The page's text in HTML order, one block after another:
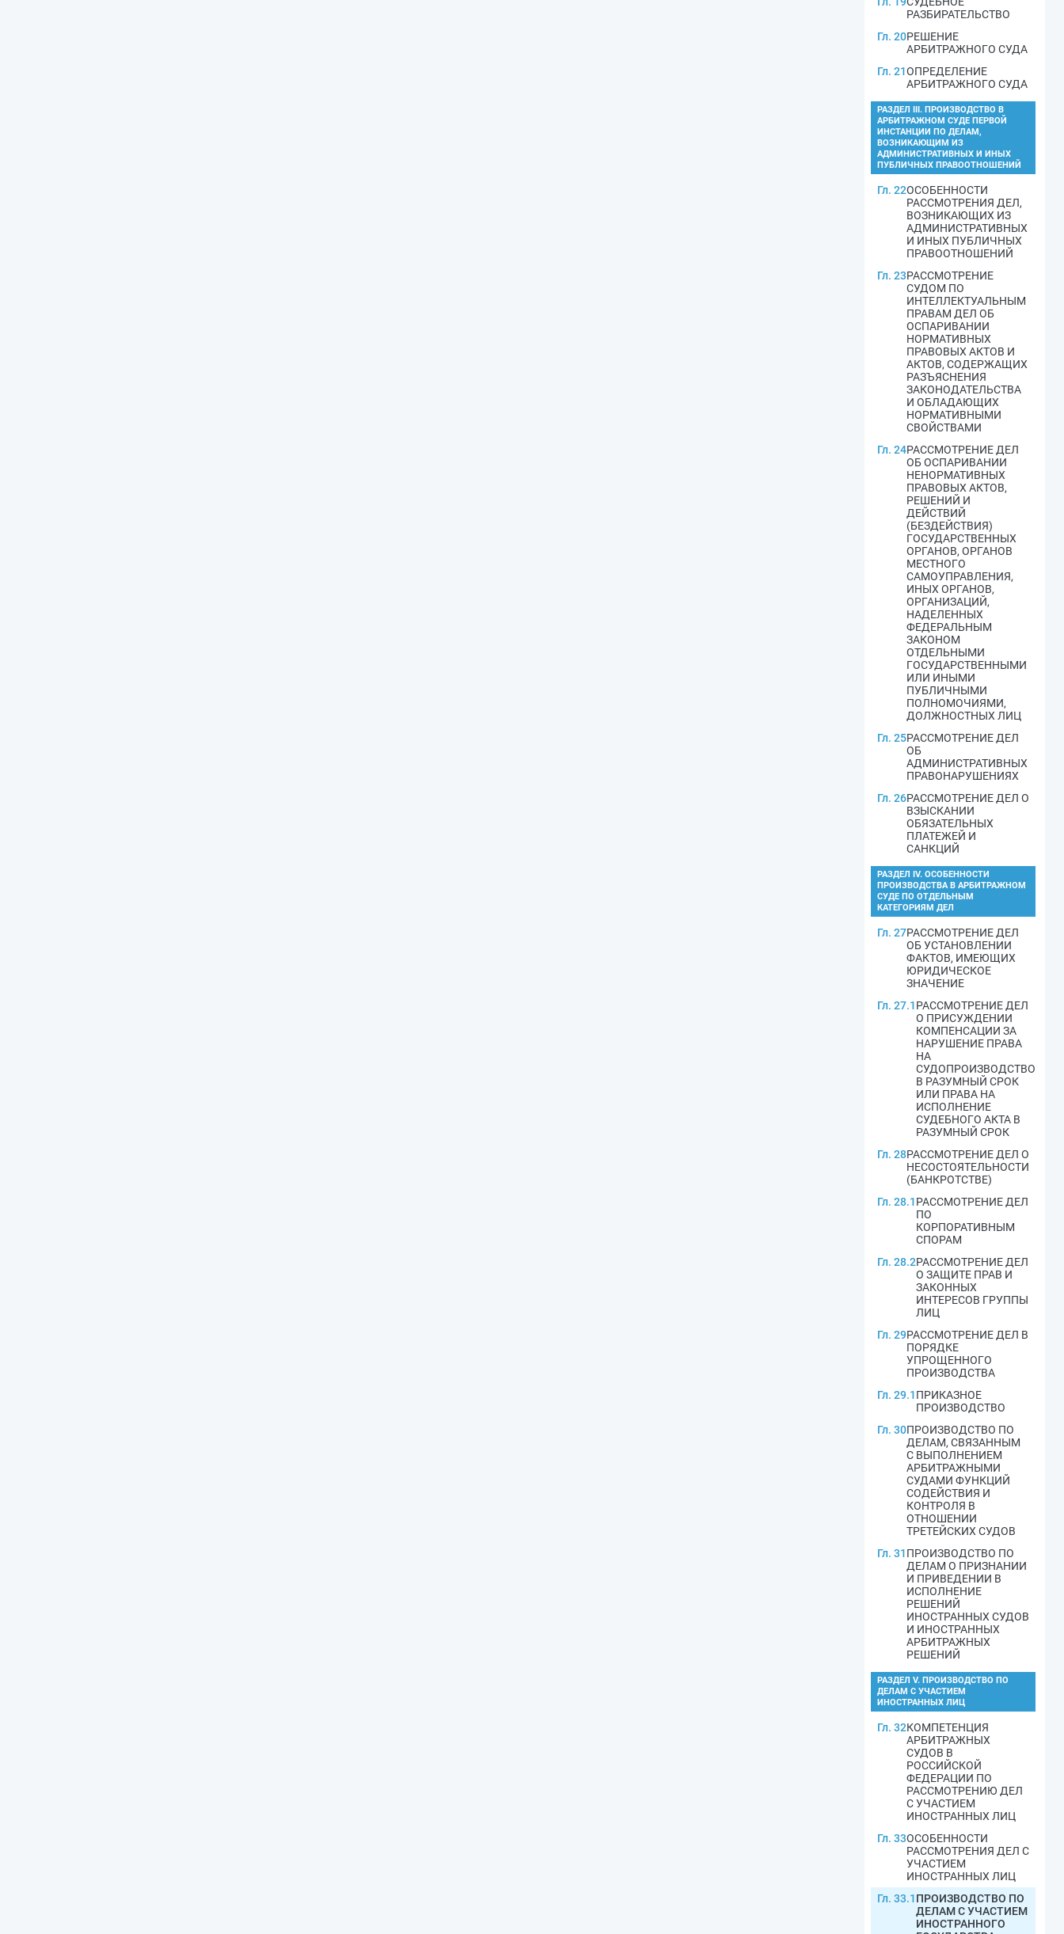
РАЗБИРАТЕЛЬСТВО
Гл. 20РЕШЕНИЕ
АРБИТРАЖНОГО СУДА
Гл. 21ОПРЕДЕЛЕНИЕ
АРБИТРАЖНОГО СУДА
РАЗДЕЛ III. ПРОИЗВОДСТВО В
АРБИТРАЖНОМ СУДЕ ПЕРВОЙ
ИНСТАНЦИИ ПО ДЕЛАМ,
ВОЗНИКАЮЩИМ ИЗ
АДМИНИСТРАТИВНЫХ И ИНЫХ
ПУБЛИЧНЫХ ПРАВООТНОШЕНИЙ
Гл. 22ОСОБЕННОСТИ
РАССМОТРЕНИЯ ДЕЛ,
ВОЗНИКАЮЩИХ ИЗ
АДМИНИСТРАТИВНЫХ
И ИНЫХ ПУБЛИЧНЫХ
ПРАВООТНОШЕНИЙ
Гл. 23РАССМОТРЕНИЕ
СУДОМ ПО
ИНТЕЛЛЕКТУАЛЬНЫМ
ПРАВАМ ДЕЛ ОБ
ОСПАРИВАНИИ
НОРМАТИВНЫХ
ПРАВОВЫХ АКТОВ И
АКТОВ, СОДЕРЖАЩИХ
РАЗЪЯСНЕНИЯ
ЗАКОНОДАТЕЛЬСТВА
И ОБЛАДАЮЩИХ
НОРМАТИВНЫМИ
СВОЙСТВАМИ
Гл. 24РАССМОТРЕНИЕ ДЕЛ
ОБ ОСПАРИВАНИИ
НЕНОРМАТИВНЫХ
ПРАВОВЫХ АКТОВ,
РЕШЕНИЙ И
ДЕЙСТВИЙ
(БЕЗДЕЙСТВИЯ)
ГОСУДАРСТВЕННЫХ
ОРГАНОВ, ОРГАНОВ
МЕСТНОГО
САМОУПРАВЛЕНИЯ,
ИНЫХ ОРГАНОВ,
ОРГАНИЗАЦИЙ,
НАДЕЛЕННЫХ
ФЕДЕРАЛЬНЫМ
ЗАКОНОМ
ОТДЕЛЬНЫМИ
ГОСУДАРСТВЕННЫМИ
ИЛИ ИНЫМИ
ПУБЛИЧНЫМИ
ПОЛНОМОЧИЯМИ,
ДОЛЖНОСТНЫХ ЛИЦ
Гл. 25РАССМОТРЕНИЕ ДЕЛ
ОБ
АДМИНИСТРАТИВНЫХ
ПРАВОНАРУШЕНИЯХ
Гл. 26РАССМОТРЕНИЕ ДЕЛ О
ВЗЫСКАНИИ
ОБЯЗАТЕЛЬНЫХ
ПЛАТЕЖЕЙ И
САНКЦИЙ
РАЗДЕЛ IV. ОСОБЕННОСТИ
ПРОИЗВОДСТВА В АРБИТРАЖНОМ
СУДЕ ПО ОТДЕЛЬНЫМ
КАТЕГОРИЯМ ДЕЛ
Гл. 27РАССМОТРЕНИЕ ДЕЛ
ОБ УСТАНОВЛЕНИИ
ФАКТОВ, ИМЕЮЩИХ
ЮРИДИЧЕСКОЕ
ЗНАЧЕНИЕ
Гл. 27.1РАССМОТРЕНИЕ ДЕЛ
О ПРИСУЖДЕНИИ
КОМПЕНСАЦИИ ЗА
НАРУШЕНИЕ ПРАВА
НА
СУДОПРОИЗВОДСТВО
В РАЗУМНЫЙ СРОК
ИЛИ ПРАВА НА
ИСПОЛНЕНИЕ
СУДЕБНОГО АКТА В
РАЗУМНЫЙ СРОК
Гл. 28РАССМОТРЕНИЕ ДЕЛ О
НЕСОСТОЯТЕЛЬНОСТИ
(БАНКРОТСТВЕ)
Гл. 28.1РАССМОТРЕНИЕ ДЕЛ
ПО
КОРПОРАТИВНЫМ
СПОРАМ
Гл. 28.2РАССМОТРЕНИЕ ДЕЛ
О ЗАЩИТЕ ПРАВ И
ЗАКОННЫХ
ИНТЕРЕСОВ ГРУППЫ
ЛИЦ
Гл. 29РАССМОТРЕНИЕ ДЕЛ В
ПОРЯДКЕ
УПРОЩЕННОГО
ПРОИЗВОДСТВА
Гл. 29.1ПРИКАЗНОЕ
ПРОИЗВОДСТВО
Гл. 30ПРОИЗВОДСТВО ПО
ДЕЛАМ, СВЯЗАННЫМ
С ВЫПОЛНЕНИЕМ
АРБИТРАЖНЫМИ
СУДАМИ ФУНКЦИЙ
СОДЕЙСТВИЯ И
КОНТРОЛЯ В
ОТНОШЕНИИ
ТРЕТЕЙСКИХ СУДОВ
Гл. 31ПРОИЗВОДСТВО ПО
ДЕЛАМ О ПРИЗНАНИИ
И ПРИВЕДЕНИИ В
ИСПОЛНЕНИЕ
РЕШЕНИЙ
ИНОСТРАННЫХ СУДОВ
И ИНОСТРАННЫХ
АРБИТРАЖНЫХ
РЕШЕНИЙ
РАЗДЕЛ V. ПРОИЗВОДСТВО ПО
ДЕЛАМ С УЧАСТИЕМ
ИНОСТРАННЫХ ЛИЦ
Гл. 32КОМПЕТЕНЦИЯ
АРБИТРАЖНЫХ
СУДОВ В
РОССИЙСКОЙ
ФЕДЕРАЦИИ ПО
РАССМОТРЕНИЮ ДЕЛ
С УЧАСТИЕМ
ИНОСТРАННЫХ ЛИЦ
Гл. 33ОСОБЕННОСТИ
РАССМОТРЕНИЯ ДЕЛ С
УЧАСТИЕМ
ИНОСТРАННЫХ ЛИЦ
Гл. 33.1ПРОИЗВОДСТВО ПО
ДЕЛАМ С УЧАСТИЕМ
ИНОСТРАННОГО